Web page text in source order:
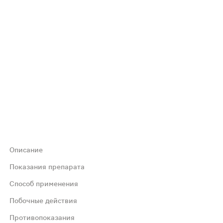
снятия мышечных спазмов и судорог.
Описание
Показания препарата
Способ применения
Побочные действия
Противопоказания